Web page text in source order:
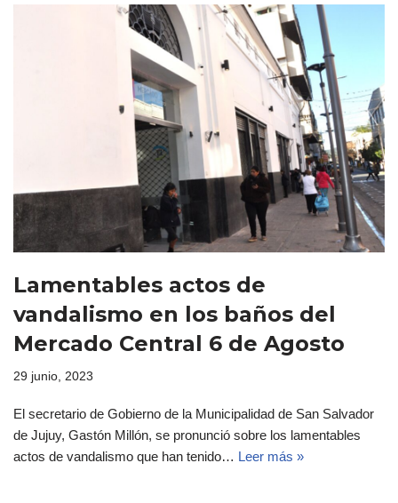
Lamentables actos de
vandalismo en los baños del
Mercado Central 6 de Agosto
29 junio, 2023
El secretario de Gobierno de la Municipalidad de San Salvador
de Jujuy, Gastón Millón, se pronunció sobre los lamentables
actos de vandalismo que han tenido… Leer más »